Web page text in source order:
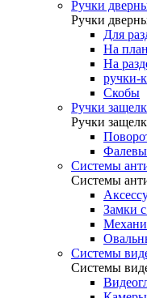
Ручки
Ручки
Для
На
На
ручки-
Скобы
Ручки
Ручки
Системы
Системы
Замки
Системы
Системы